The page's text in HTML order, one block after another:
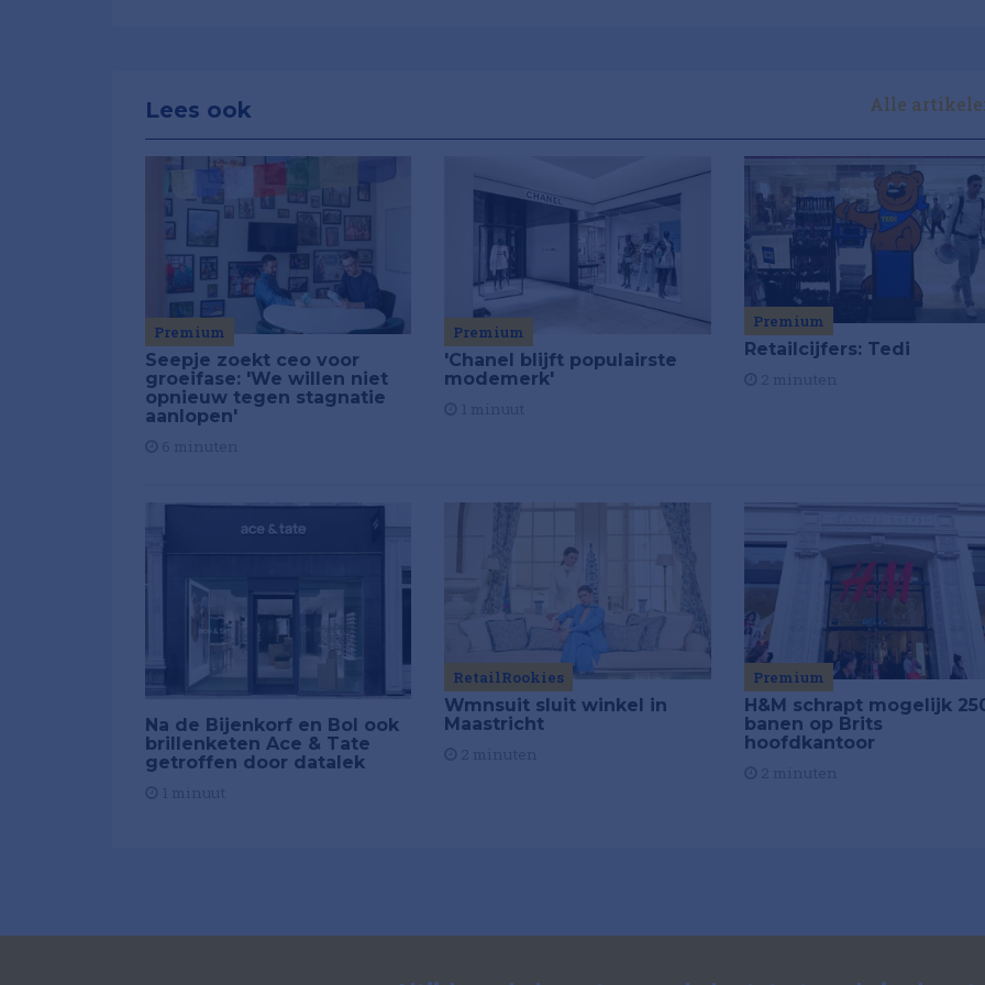
Lees ook Alle
Premium
Seepje zoekt ceo voor
groeifase: 'We willen niet
opnieuw tegen stagnatie
aanlopen'
Premium
'Chanel blijft populairste
modemerk'
Premium
Retailcijfers: Tedi
Na de Bijenkorf en Bol ook
brillenketen Ace & Tate
getroffen door datalek
RetailRookies
Wmnsuit sluit winkel in
Maastricht
Premium
H&M schrapt mogelijk
banen op Brits
hoofdkantoor